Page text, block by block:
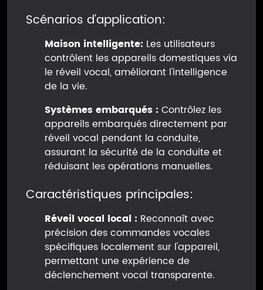
Scénarios d'application:
Maison intelligente: Les utilisateurs
contrôlent les appareils domestiques via
le réveil vocal, améliorant l'intelligence
de la vie.
Systèmes embarqués : Contrôlez les
appareils embarqués directement par
réveil vocal pendant la conduite,
assurant la sécurité de la conduite et
réduisant les opérations manuelles.
Caractéristiques principales:
Réveil vocal local : Reconnaît avec
précision des commandes vocales
spécifiques localement sur l'appareil,
permettant une expérience de
déclenchement vocal transparente.